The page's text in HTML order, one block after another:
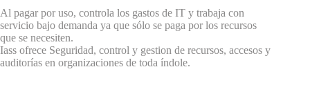
Al pagar por uso, controla los gastos de IT y trabaja con
servicio bajo demanda ya que sólo se paga por los recursos
que se necesiten.
Iass ofrece Seguridad, control y gestion de recursos, accesos y
auditorías en organizaciones de toda índole.